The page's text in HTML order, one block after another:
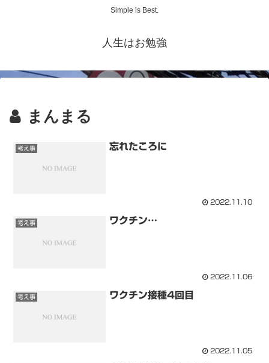
Simple is Best.
人生はお勉強
まんまる
考え事 忘れたころに
2022.11.10
考え事 ワクチン…
2022.11.06
考え事 ワクチン接種4回目
2022.11.05